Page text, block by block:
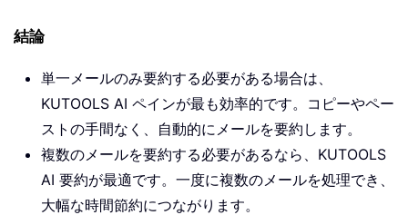
結論
単一メールのみ要約する必要がある場合は、
KUTOOLS AI ペインが最も効率的です。コピーやペー
ストの手間なく、自動的にメールを要約します。
複数のメールを要約する必要があるなら、KUTOOLS
AI 要約が最適です。一度に複数のメールを処理でき、
大幅な時間節約につながります。